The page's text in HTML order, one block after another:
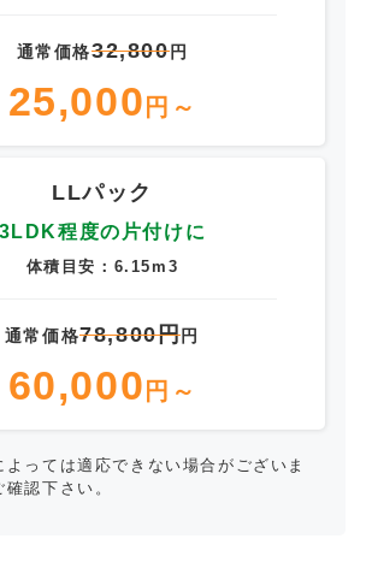
通常価格32,800円
25,000 円～
LLパック
3LDK程度の片付けに
体積目安：6.15m3
通常価格78,800円円
60,000 円～
っては適応できない場合がございま
認下さい。